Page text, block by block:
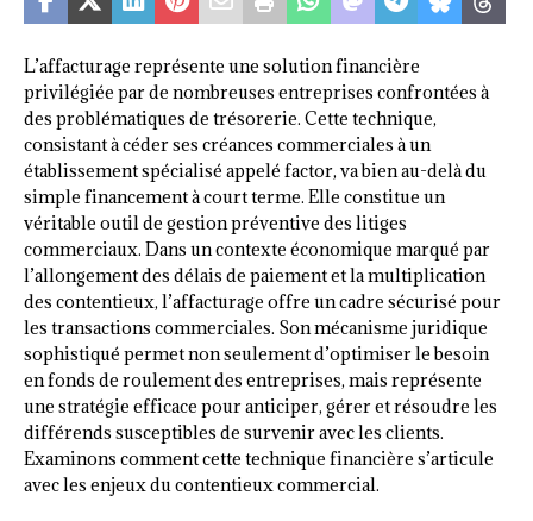
L’affacturage représente une solution financière
privilégiée par de nombreuses entreprises confrontées à
des problématiques de trésorerie. Cette technique,
consistant à céder ses créances commerciales à un
établissement spécialisé appelé factor, va bien au-delà du
simple financement à court terme. Elle constitue un
véritable outil de gestion préventive des litiges
commerciaux. Dans un contexte économique marqué par
l’allongement des délais de paiement et la multiplication
des contentieux, l’affacturage offre un cadre sécurisé pour
les transactions commerciales. Son mécanisme juridique
sophistiqué permet non seulement d’optimiser le besoin
en fonds de roulement des entreprises, mais représente
une stratégie efficace pour anticiper, gérer et résoudre les
différends susceptibles de survenir avec les clients.
Examinons comment cette technique financière s’articule
avec les enjeux du contentieux commercial.